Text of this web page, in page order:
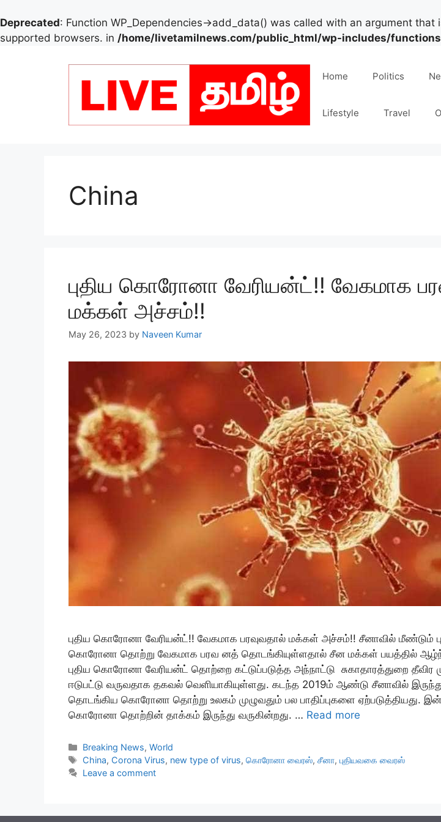
Deprecated: Function WP_Dependencies->add_data() was called with an argument that
supported browsers. in /home/livetamilnews.com/public_html/wp-includes/
Home Politics
Lifestyle Travel
China
புதிய கொரோனா வேரியன்ட்!! வேகமாக
மக்கள் அச்சம்!!
May 26, 2023 by Naveen Kumar
புதிய கொரோனா வேரியன்ட்!! வேகமாக பரவுவதால் மக்கள் அச்சம்!! சீனாவில் மீண்டும்
கொரோனா தொற்று வேகமாக பரவ னத் தொடங்கியுள்ளதால் சீன மக்கள் பயத்தில்
புதிய கொரோனா வேரியன்ட் தொற்றை கட்டுப்படுத்த அந்நாட்டு சுகாதாரத்துறை தீவிர
ஈடுபட்டு வருவதாக தகவல் வெளியாகியுள்ளது. கடந்த 2019ம் ஆண்டு சீனாவில்
தொடங்கிய கொரோனா தொற்று உலகம் முழுவதும் பல பாதிப்புகளை ஏற்படுத்தியது.
கொரோனா தொற்றின் தாக்கம் இருந்து வருகின்றது. … Read more
Categories
Breaking News,World
Tags
China, Corona Virus, new type of virus,கொரோனா வைரஸ்,சீனா,புதியவகை வைரஸ்
Leave a comment